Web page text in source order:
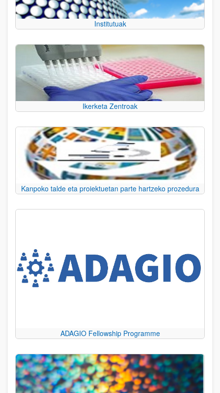
Institutuak
Ikerketa Zentroak
Kanpoko talde eta proiektuetan parte hartzeko prozedura
ADAGIO Fellowship Programme